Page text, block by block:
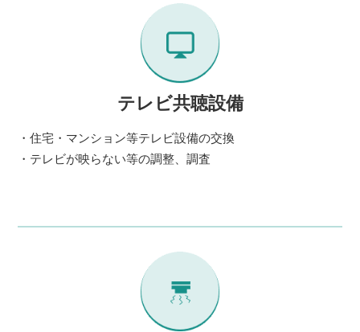
テレビ共聴設備
・住宅・マンション等テレビ設備の交換
・テレビが映らない等の調整、調査